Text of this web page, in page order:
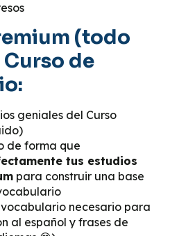
(todo
de
geniales del Curso
de forma que
tus estudios
para construir una base
necesario para
al español y frases de